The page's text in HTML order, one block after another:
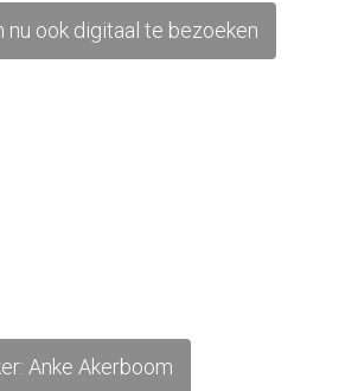
nu ook digitaal te bezoeken
Anke Akerboom